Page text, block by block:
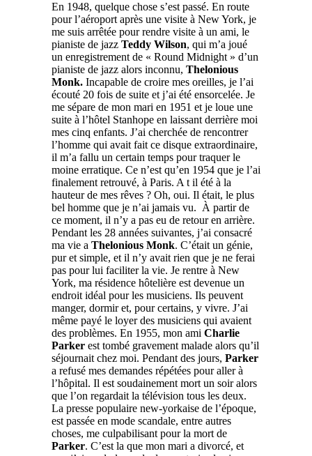
En 1948, quelque chose s’est passé. En route
pour l’aéroport après une visite à New York, je
me suis arrêtée pour rendre visite à un ami, le
pianiste de jazz Teddy Wilson, qui m’a joué
un enregistrement de « Round Midnight » d’un
pianiste de jazz alors inconnu, Thelonious
Monk. Incapable de croire mes oreilles, je l’ai
écouté 20 fois de suite et j’ai été ensorcelée. Je
me sépare de mon mari en 1951 et je loue une
suite à l’hôtel Stanhope en laissant derrière moi
mes cinq enfants. J’ai cherchée de rencontrer
l’homme qui avait fait ce disque extraordinaire,
il m’a fallu un certain temps pour traquer le
moine erratique. Ce n’est qu’en 1954 que je l’ai
finalement retrouvé, à Paris. A t il été à la
hauteur de mes rêves ? Oh, oui. Il était, le plus
bel homme que je n’ai jamais vu. À partir de
ce moment, il n’y a pas eu de retour en arrière.
Pendant les 28 années suivantes, j’ai consacré
ma vie a Thelonious Monk. C’était un génie,
pur et simple, et il n’y avait rien que je ne ferai
pas pour lui faciliter la vie. Je rentre à New
York, ma résidence hôtelière est devenue un
endroit idéal pour les musiciens. Ils peuvent
manger, dormir et, pour certains, y vivre. J’ai
même payé le loyer des musiciens qui avaient
des problèmes. En 1955, mon ami Charlie
Parker est tombé gravement malade alors qu’il
séjournait chez moi. Pendant des jours, Parker
a refusé mes demandes répétées pour aller à
l’hôpital. Il est soudainement mort un soir alors
que l’on regardait la télévision tous les deux.
La presse populaire new-yorkaise de l’époque,
est passée en mode scandale, entre autres
choses, me culpabilisant pour la mort de
Parker. C’est la que mon mari a divorcé, et